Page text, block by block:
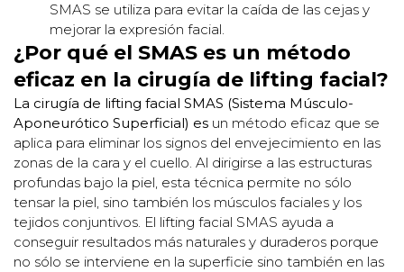
SMAS se utiliza para evitar la caída de las cejas y
mejorar la expresión facial.
¿Por qué el SMAS es un método
eficaz en la cirugía de lifting facial?
La cirugía de lifting facial SMAS (Sistema Músculo-
Aponeurótico Superficial) es un método eficaz que se
aplica para eliminar los signos del envejecimiento en las
zonas de la cara y el cuello. Al dirigirse a las estructuras
profundas bajo la piel, esta técnica permite no sólo
tensar la piel, sino también los músculos faciales y los
tejidos conjuntivos. El lifting facial SMAS ayuda a
conseguir resultados más naturales y duraderos porque
no sólo se interviene en la superficie sino también en las